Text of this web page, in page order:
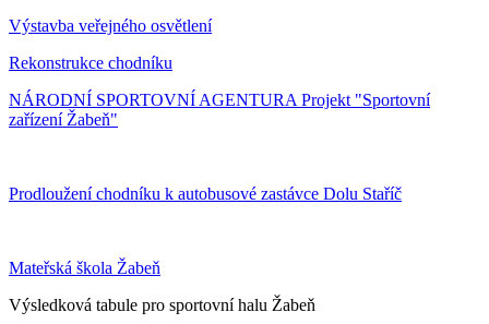
Výstavba veřejného osvětlení
Rekonstrukce chodníku
NÁRODNÍ SPORTOVNÍ AGENTURA Projekt "Sportovní
zařízení Žabeň"
Prodloužení chodníku k autobusové zastávce Dolu Staříč
Mateřská škola Žabeň
Výsledková tabule pro sportovní halu Žabeň